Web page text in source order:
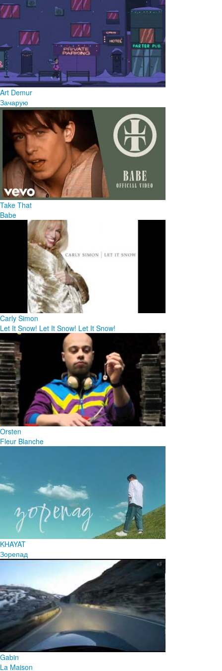
Art Demur
Зачарую
Take That
Babe
Carly Simon
Let It Snow! Let It Snow! Let It Snow!
Orsten
Fleur Blanche
KHAYAT
Зорепад
Gabin
La Maison